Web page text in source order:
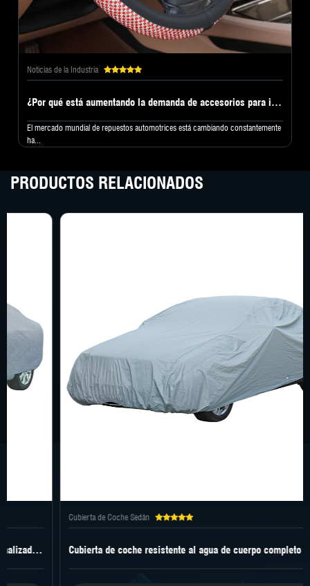
Noticias de la Industria
¿Por qué está aumentando la demanda de accesorios para interiores de automóviles de alta calidad en el mercado posventa mundial?
El mercado mundial de repuestos automotrices está cambiando constantemente
ha...
PRODUCTOS RELACIONADOS
Cubierta de Coche Sedán
Cubierta de coche resistente al agua de cuerpo completo a precio de fábrica